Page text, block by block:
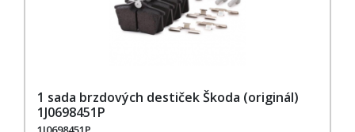
1 sada brzdových destiček Škoda (originál)
1J0698451P